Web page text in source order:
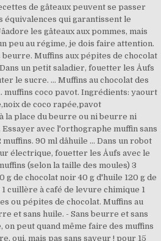
de gâteaux peuvent se passer
équivalences qui garantissent le
les gâteaux aux pommes, mais
peu au régime, je dois faire attention.
Muffins aux pépites de chocolat
un petit saladier, fouetter les Åufs
le sucre. ... Muffins au chocolat des
muffins coco pavot. Ingrédients: yaourt
de coco rapée,pavot
à la place du beurre ou ni beurre ni
avec l'orthographe muffin sans
90 ml dâhuile ... Dans un robot
électrique, fouetter les Åufs avec le
(selon la taille des moules) 3
g de chocolat noir 40 g d'huile 120 g de
cuillère à café de levure chimique 1
ou pépites de chocolat. Muffins au
et sans huile. - Sans beurre et sans
on peut quand même faire des muffins
oui, mais pas sans saveur ! pour 15